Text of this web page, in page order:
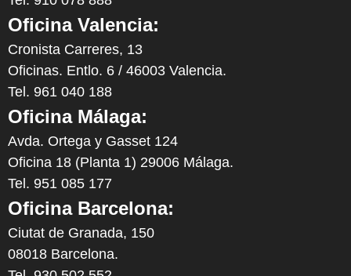
Oficina Valencia:
Cronista Carreres, 13
Oficinas. Entlo. 6 / 46003 Valencia.
Tel. 961 040 188
Oficina Málaga:
Avda. Ortega y Gasset 124
Oficina 18 (Planta 1) 29006 Málaga.
Tel. 951 085 177
Oficina Barcelona:
Ciutat de Granada, 150
08018 Barcelona.